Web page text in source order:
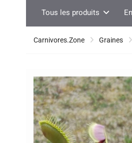
Tous les produits
Carnivores.Zone Graines